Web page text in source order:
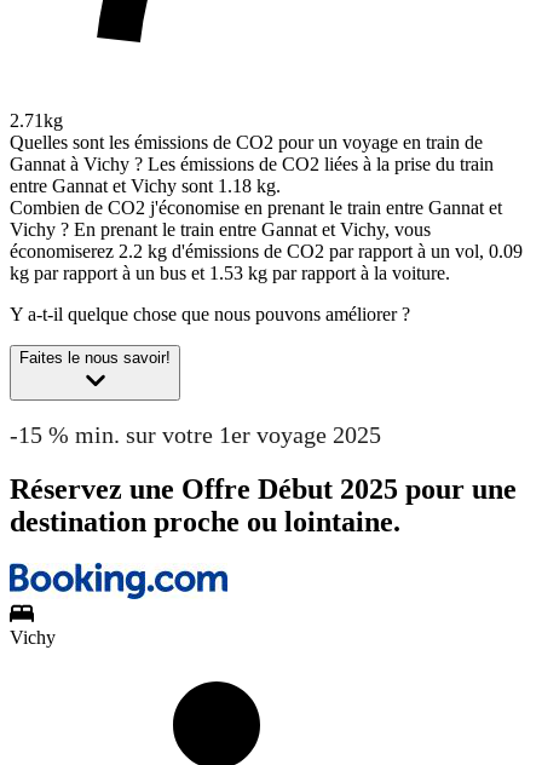
2.71kg
Quelles sont les émissions de CO2 pour un voyage en train de
Gannat à Vichy ? Les émissions de CO2 liées à la prise du train
entre Gannat et Vichy sont 1.18 kg.
Combien de CO2 j'économise en prenant le train entre Gannat et
Vichy ? En prenant le train entre Gannat et Vichy, vous
économiserez 2.2 kg d'émissions de CO2 par rapport à un vol, 0.09
kg par rapport à un bus et 1.53 kg par rapport à la voiture.
Y a-t-il quelque chose que nous pouvons améliorer ?
Faites le nous savoir!
-15 % min. sur votre 1er voyage 2025
Réservez une Offre Début 2025 pour une
destination proche ou lointaine.
Vichy